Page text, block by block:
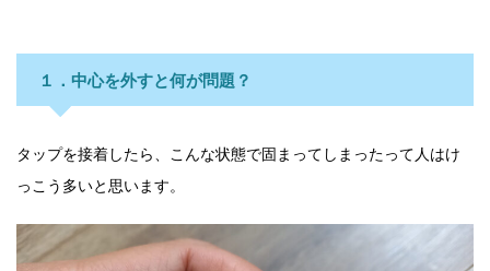
１．中心を外すと何が問題？
タップを接着したら、こんな状態で固まってしまったって人はけ
っこう多いと思います。